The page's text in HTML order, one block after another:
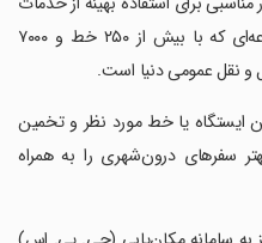
ناوگان اتوبوسرانی تهران است،‌ مجموعه‌ای که با بیش از ۲۵۰ خط و ۷۰۰۰
و نقل عمومی دنیا است.
ایستگاه‌ یا خط مورد نظر و تخمین
سفرهای درون‌شهری را به همراه